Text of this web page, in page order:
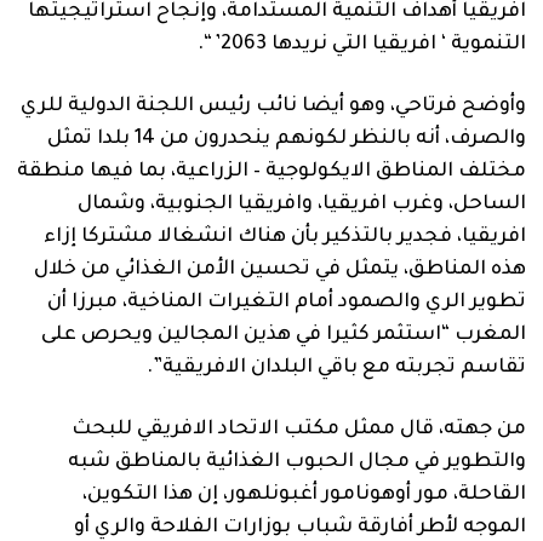
افريقيا أهداف التنمية المستدامة، وإنجاح استراتيجيتها
التنموية ‘ افريقيا التي نريدها 2063’ “.
وأوضح فرتاحي، وهو أيضا نائب رئيس اللجنة الدولية للري
والصرف، أنه بالنظر لكونهم ينحدرون من 14 بلدا تمثل
مختلف المناطق الايكولوجية – الزراعية، بما فيها منطقة
الساحل، وغرب افريقيا، وافريقيا الجنوبية، وشمال
افريقيا، فجدير بالتذكير بأن هناك انشغالا مشتركا إزاء
هذه المناطق، يتمثل في تحسين الأمن الغذائي من خلال
تطوير الري والصمود أمام التغيرات المناخية، مبرزا أن
المغرب “استثمر كثيرا في هذين المجالين ويحرص على
تقاسم تجربته مع باقي البلدان الافريقية”.
من جهته، قال ممثل مكتب الاتحاد الافريقي للبحث
والتطوير في مجال الحبوب الغذائية بالمناطق شبه
القاحلة، مور أوهونامور أغبونلهور، إن هذا التكوين،
الموجه لأطر أفارقة شباب بوزارات الفلاحة والري أو